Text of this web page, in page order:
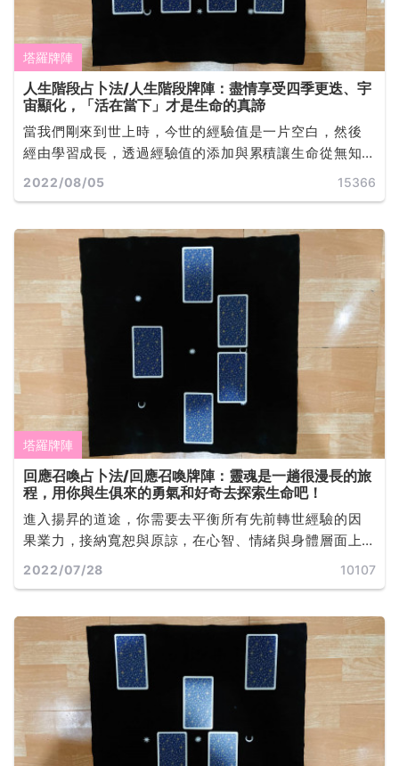
塔羅牌陣
人生階段占卜法/人生階段牌陣：盡情享受四季更迭、宇
宙顯化，「活在當下」才是生命的真諦
當我們剛來到世上時，今世的經驗值是一片空白，然後
經由學習成長，透過經驗值的添加與累積讓生命從無知
走向啟蒙。生命就是一種內在經驗值漸進變化的過程，
2022/08/05 15366
塔羅牌陣
回應召喚占卜法/回應召喚牌陣：靈魂是一趟很漫長的旅
程，用你與生俱來的勇氣和好奇去探索生命吧！
進入揚昇的道途，你需要去平衡所有先前轉世經驗的因
果業力，接納寬恕與原諒，在心智、情緒與身體層面上
自我淨化，學習靜心去傾聽來自宇宙源頭的回應... ...
2022/07/28 10107